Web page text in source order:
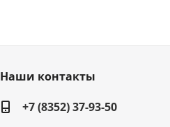
Наши контакты
+7 (8352) 37-93-50